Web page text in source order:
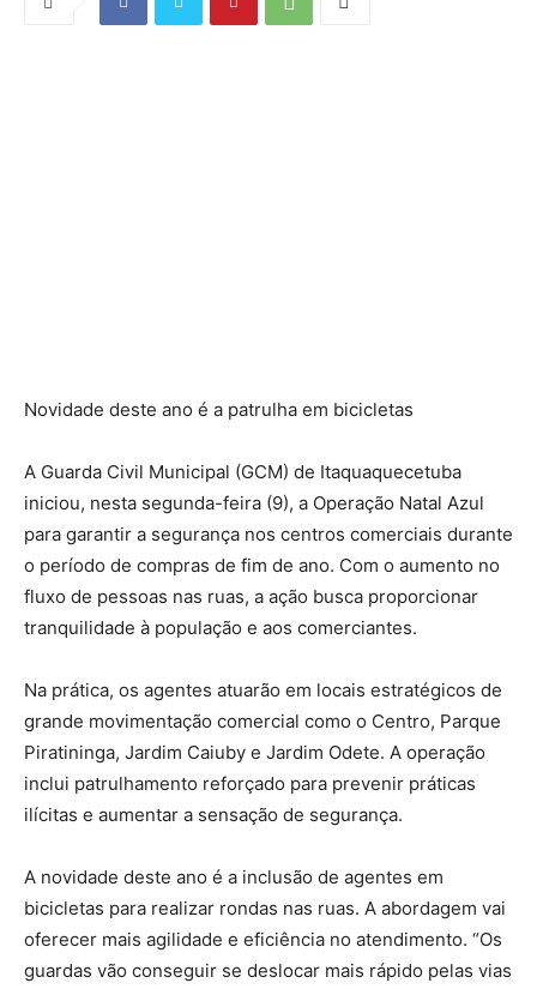
Novidade deste ano é a patrulha em bicicletas
A Guarda Civil Municipal (GCM) de Itaquaquecetuba
iniciou, nesta segunda-feira (9), a Operação Natal Azul
para garantir a segurança nos centros comerciais durante
o período de compras de fim de ano. Com o aumento no
fluxo de pessoas nas ruas, a ação busca proporcionar
tranquilidade à população e aos comerciantes.
Na prática, os agentes atuarão em locais estratégicos de
grande movimentação comercial como o Centro, Parque
Piratininga, Jardim Caiuby e Jardim Odete. A operação
inclui patrulhamento reforçado para prevenir práticas
ilícitas e aumentar a sensação de segurança.
A novidade deste ano é a inclusão de agentes em
bicicletas para realizar rondas nas ruas. A abordagem vai
oferecer mais agilidade e eficiência no atendimento. “Os
guardas vão conseguir se deslocar mais rápido pelas vias